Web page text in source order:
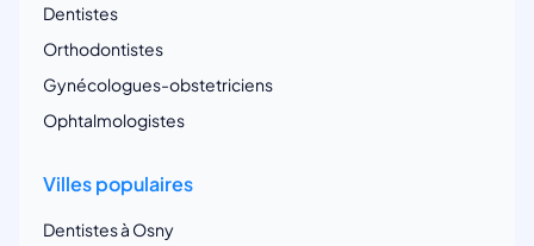
Dentistes
Orthodontistes
Gynécologues-obstetriciens
Ophtalmologistes
Villes populaires
Dentistes à Osny